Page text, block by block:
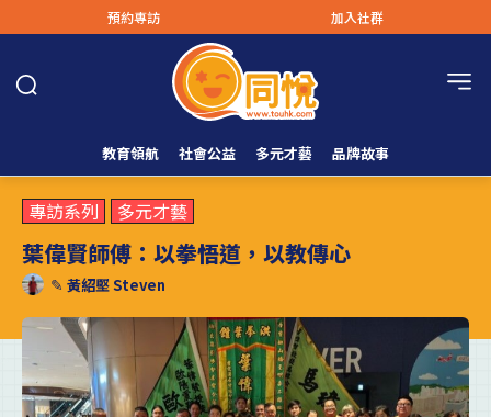
預約專訪 加入社群
教育領航 社會公益 多元才藝 品牌故事
專訪系列 多元才藝
葉偉賢師傅：以拳悟道，以教傳心
✎ 黃紹堅 Steven